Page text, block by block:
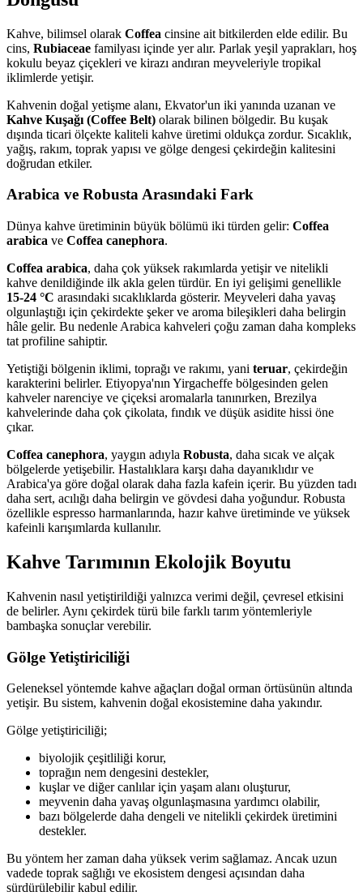
Kahve, bilimsel olarak Coffea cinsine ait bitkilerden elde edilir. Bu
cins, Rubiaceae familyası içinde yer alır. Parlak yeşil yaprakları, hoş
kokulu beyaz çiçekleri ve kirazı andıran meyveleriyle tropikal
iklimlerde yetişir.
Kahvenin doğal yetişme alanı, Ekvator'un iki yanında uzanan ve
Kahve Kuşağı (Coffee Belt) olarak bilinen bölgedir. Bu kuşak
dışında ticari ölçekte kaliteli kahve üretimi oldukça zordur. Sıcaklık,
yağış, rakım, toprak yapısı ve gölge dengesi çekirdeğin kalitesini
doğrudan etkiler.
Arabica ve Robusta Arasındaki Fark
Dünya kahve üretiminin büyük bölümü iki türden gelir: Coffea
arabica ve Coffea canephora.
Coffea arabica, daha çok yüksek rakımlarda yetişir ve nitelikli
kahve denildiğinde ilk akla gelen türdür. En iyi gelişimi genellikle
15-24 °C arasındaki sıcaklıklarda gösterir. Meyveleri daha yavaş
olgunlaştığı için çekirdekte şeker ve aroma bileşikleri daha belirgin
hâle gelir. Bu nedenle Arabica kahveleri çoğu zaman daha kompleks
tat profiline sahiptir.
Yetiştiği bölgenin iklimi, toprağı ve rakımı, yani teruar, çekirdeğin
karakterini belirler. Etiyopya'nın Yirgacheffe bölgesinden gelen
kahveler narenciye ve çiçeksi aromalarla tanınırken, Brezilya
kahvelerinde daha çok çikolata, fındık ve düşük asidite hissi öne
çıkar.
Coffea canephora, yaygın adıyla Robusta, daha sıcak ve alçak
bölgelerde yetişebilir. Hastalıklara karşı daha dayanıklıdır ve
Arabica'ya göre doğal olarak daha fazla kafein içerir. Bu yüzden tadı
daha sert, acılığı daha belirgin ve gövdesi daha yoğundur. Robusta
özellikle espresso harmanlarında, hazır kahve üretiminde ve yüksek
kafeinli karışımlarda kullanılır.
Kahve Tarımının Ekolojik Boyutu
Kahvenin nasıl yetiştirildiği yalnızca verimi değil, çevresel etkisini
de belirler. Aynı çekirdek türü bile farklı tarım yöntemleriyle
bambaşka sonuçlar verebilir.
Gölge Yetiştiriciliği
Geleneksel yöntemde kahve ağaçları doğal orman örtüsünün altında
yetişir. Bu sistem, kahvenin doğal ekosistemine daha yakındır.
Gölge yetiştiriciliği;
biyolojik çeşitliliği korur,
toprağın nem dengesini destekler,
kuşlar ve diğer canlılar için yaşam alanı oluşturur,
meyvenin daha yavaş olgunlaşmasına yardımcı olabilir,
bazı bölgelerde daha dengeli ve nitelikli çekirdek üretimini
destekler.
Bu yöntem her zaman daha yüksek verim sağlamaz. Ancak uzun
vadede toprak sağlığı ve ekosistem dengesi açısından daha
sürdürülebilir kabul edilir.